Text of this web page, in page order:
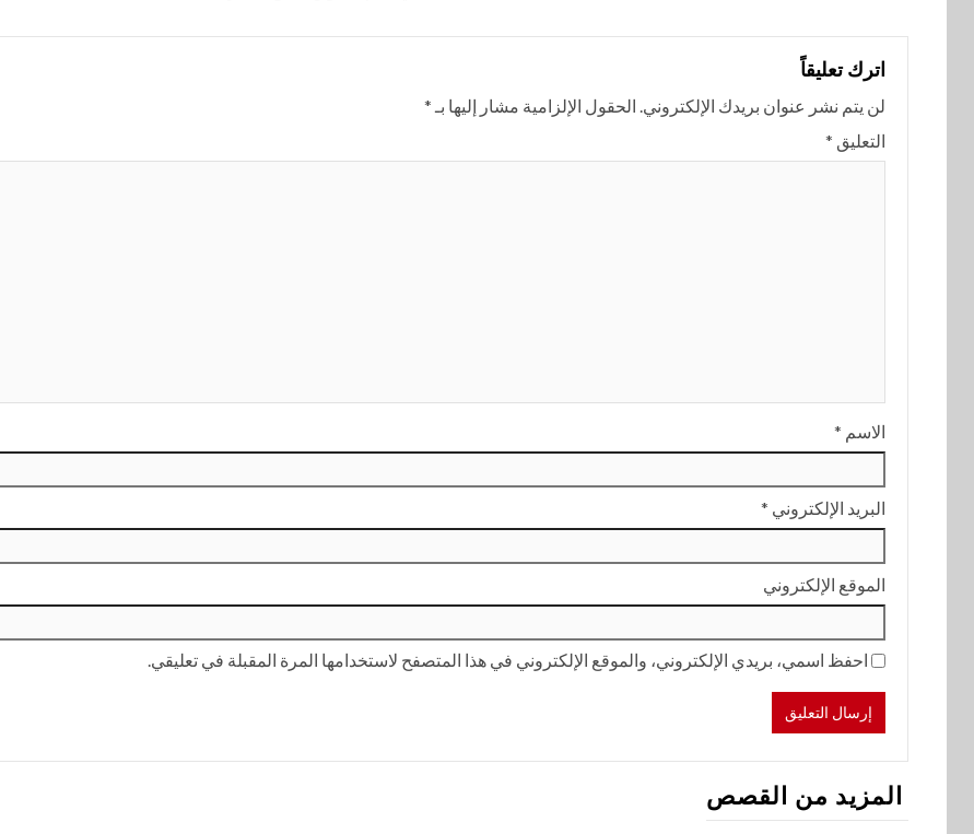
اترك تعليقاً
لن يتم نشر عنوان بريدك الإلكتروني. الحقول الإلزامية مشار إليها بـ *
التعليق *
الاسم *
البريد الإلكتروني *
الموقع الإلكتروني
احفظ اسمي، بريدي الإلكتروني، والموقع الإلكتروني في هذا المتصفح لاستخدامها المرة المقبلة في تعليقي.
المزيد من القصص